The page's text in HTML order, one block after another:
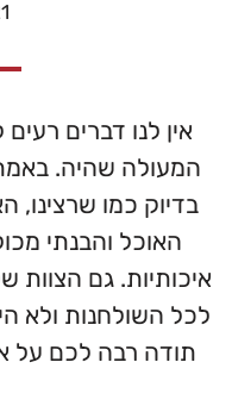
אין לנו דברים
המעולה שהיה.
בדיוק כמו שרצינו,
האוכל והבנתי
איכותיות. גם הצוות
לכל השולחנות ולא
תודה רבה לכם על